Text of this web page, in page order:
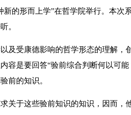
形而上学”在哲学院举行。本次
。
受康德影响的哲学形态的理解，创
容是要回答“验前综合判断何以可
前的知识。
于这些验前知识的知识，因而，